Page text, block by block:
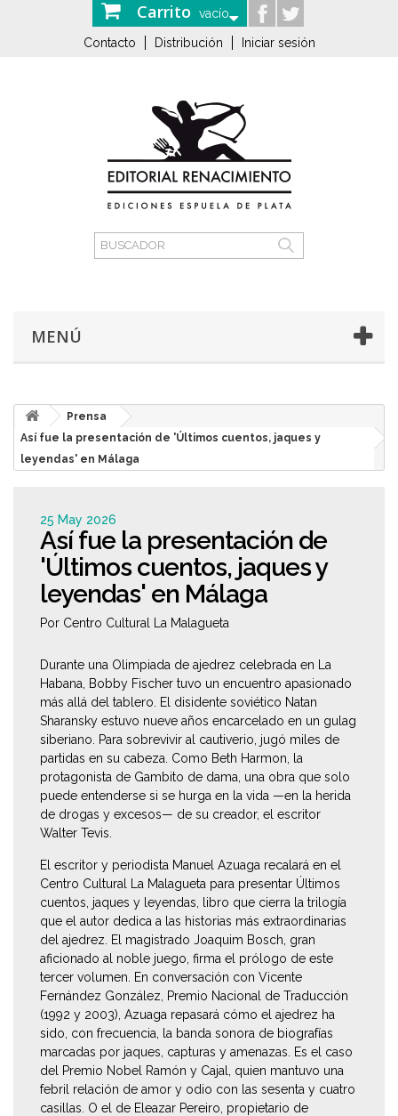
Carrito vacío
Contacto Distribución Iniciar sesión
MENÚ
Prensa
Así fue la presentación de 'Últimos cuentos, jaques y
leyendas' en Málaga
25 May 2026
Así fue la presentación de
'Últimos cuentos, jaques y
leyendas' en Málaga
Por Centro Cultural La Malagueta
Durante una Olimpiada de ajedrez celebrada en La
Habana, Bobby Fischer tuvo un encuentro apasionado
más allá del tablero. El disidente soviético Natan
Sharansky estuvo nueve años encarcelado en un gulag
siberiano. Para sobrevivir al cautiverio, jugó miles de
partidas en su cabeza. Como Beth Harmon, la
protagonista de Gambito de dama, una obra que solo
puede entenderse si se hurga en la vida —en la herida
de drogas y excesos— de su creador, el escritor
Walter Tevis.
El escritor y periodista Manuel Azuaga recalará en el
Centro Cultural La Malagueta para presentar Últimos
cuentos, jaques y leyendas, libro que cierra la trilogía
que el autor dedica a las historias más extraordinarias
del ajedrez. El magistrado Joaquim Bosch, gran
aficionado al noble juego, firma el prólogo de este
tercer volumen. En conversación con Vicente
Fernández González, Premio Nacional de Traducción
(1992 y 2003), Azuaga repasará cómo el ajedrez ha
sido, con frecuencia, la banda sonora de biografías
marcadas por jaques, capturas y amenazas. Es el caso
del Premio Nobel Ramón y Cajal, quien mantuvo una
febril relación de amor y odio con las sesenta y cuatro
casillas. O el de Eleazar Pereiro, propietario de